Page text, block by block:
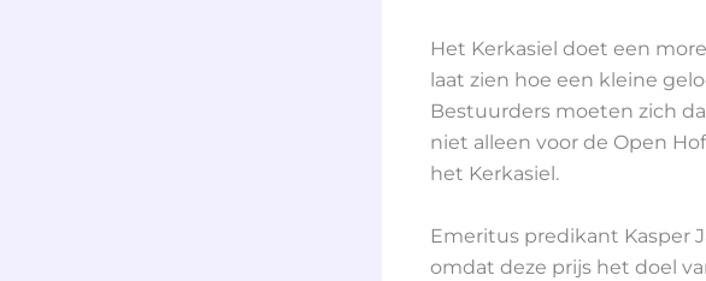
Het Kerkasiel doet een
laat zien hoe een kleine
Bestuurders moeten zich
niet alleen voor de Open
het Kerkasiel.
Emeritus predikant Kasper
omdat deze prijs het doel